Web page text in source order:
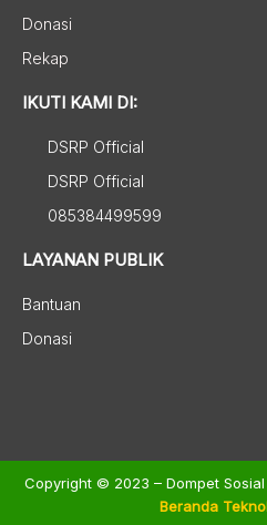
Donasi
Rekap
IKUTI KAMI DI:
DSRP Official
DSRP Official
085384499599
LAYANAN PUBLIK
Bantuan
Donasi
Copyright © 2023 – Dompet
Beranda